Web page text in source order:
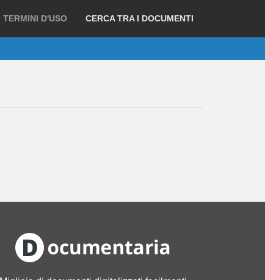
TERMINI D'USO CERCA TRA I DOCUMENTI